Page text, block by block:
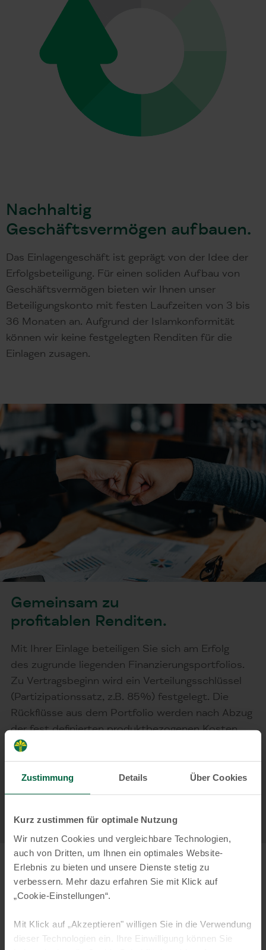
Zustimmung Details Über Cookies
Kurz zustimmen für optimale Nutzung
Wir nutzen Cookies und vergleichbare Technologien,
auch von Dritten, um Ihnen ein optimales Website-
Erlebnis zu bieten und unsere Dienste stetig zu
verbessern. Mehr dazu erfahren Sie mit Klick auf
„Cookie-Einstellungen“.
Mit Klick auf „Akzeptieren" willigen Sie in die Verwendung
dieser Technologien ein. Ihre Einwilligung können Sie
Nachhaltig
Geschäftsvermögen aufbauen.
Das Einlagengeschäft ist geprägt von der Idee der
Erfolgsbeteiligung. Für einen soliden Aufbau von
Geschäftsvermögen bieten wir Ihnen unser
Beteiligungskonto mit festen Laufzeiten von 3 bis
36 Monaten an. Aufgrund der Islamkonformität
können wir keine festgelegten Renditen für die
Einlagen zusagen.
Gemeinsam zu
profitablen Renditen.
Mit Ihrer Einlage beteiligen Sie sich am Erfolg
des zugrunde liegenden Finanzierungsportfolios.
Zu Vertragsbeginn wird ein Verteilungsschlüssel
(Partizipationssatz, z.B. 85%) festgelegt. Die
Rückflüsse aus dem Portfolio werden nach Abzug
der fest definierten produktbezogenen Kosten
zwischen Bank und Kunde aufgeteilt. In diesem
Beispiel erhalten Sie 85% und die KT
Bank 15% des erzielten Überschusses. Dabei
streben wir Renditen für unsere Kunden an, die
orientieren.
Die Vorteile des KT